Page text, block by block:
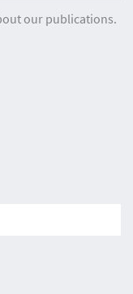
our publications.